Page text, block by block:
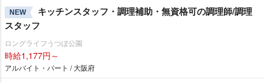
NEW
キッチンスタッフ・調理補助・無資格可の調理師/調理
スタッフ
ロングライフうつぼ公園
時給1,177円～
アルバイト・パート / 大阪府